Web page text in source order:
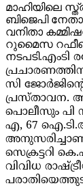
മാഹിയിലെ
ബിജെപി
വനിതാ
റുമൈസ
നടപടി.എംടി
സി
പ്രസ്താവന.
പൊലീസും പി
എ, 67
സെക്രട്ടറി
വിവിധ